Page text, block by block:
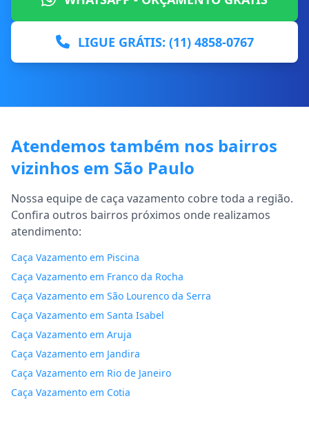
LIGUE GRÁTIS: (11) 4858-0767
Atendemos também nos bairros
vizinhos em São Paulo
Nossa equipe de caça vazamento cobre toda a região.
Confira outros bairros próximos onde realizamos
atendimento:
Caça Vazamento em Piscina
Caça Vazamento em Franco da Rocha
Caça Vazamento em São Lourenco da Serra
Caça Vazamento em Santa Isabel
Caça Vazamento em Aruja
Caça Vazamento em Jandira
Caça Vazamento em Rio de Janeiro
Caça Vazamento em Cotia